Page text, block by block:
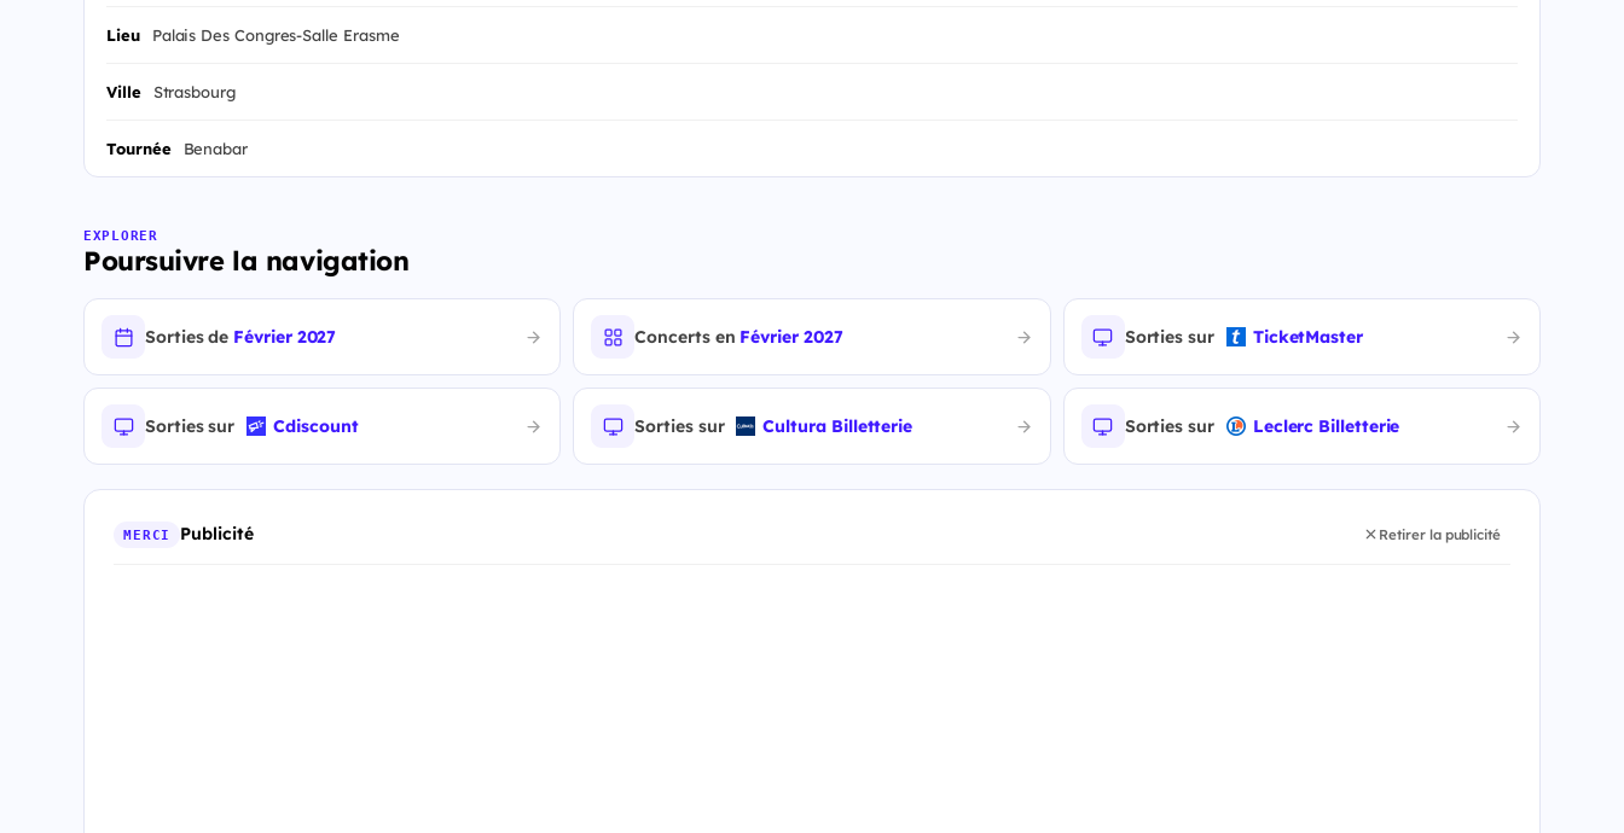
Lieu Palais Des Congres-Salle Erasme
Ville Strasbourg
Tournée Benabar
EXPLORER
Poursuivre la navigation
Sorties de Février 2027 Concerts en Février 2027 Sorties sur TicketMaster
Sorties sur Cdiscount Sorties sur Cultura Billetterie Sorties sur Leclerc Billetterie
MERCI Publicité Retirer la publicité